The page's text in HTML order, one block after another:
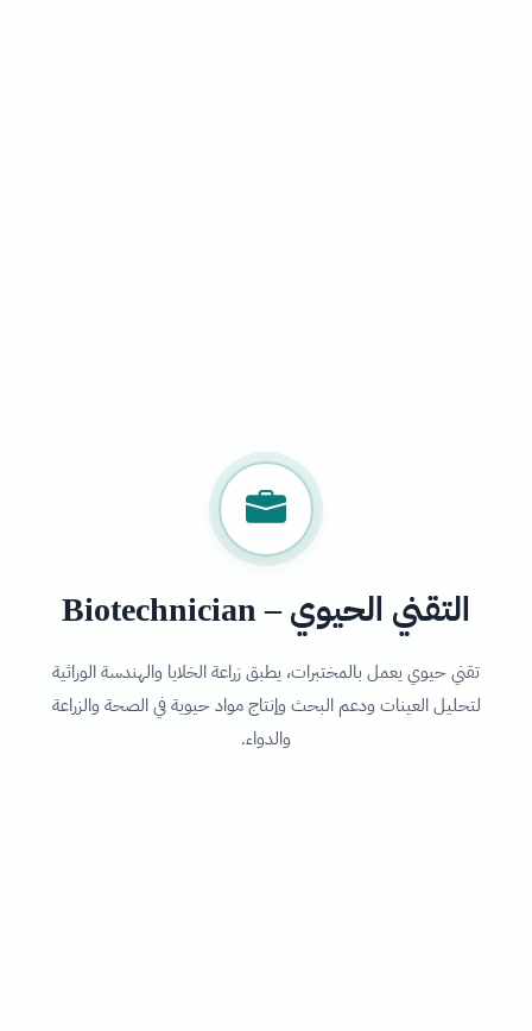
التقني الحيوي – Biotechnician
تقني حيوي يعمل بالمختبرات، يطبق زراعة الخلايا والهندسة الوراثية
لتحليل العينات ودعم البحث وإنتاج مواد حيوية في الصحة والزراعة
والدواء.